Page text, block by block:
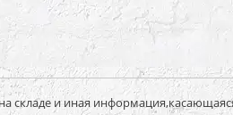
складе и иная